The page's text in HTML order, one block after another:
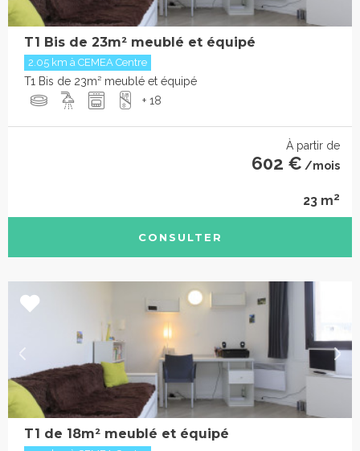
T1 Bis de 23m² meublé et équipé
2.05 km à CEMEA Centre
T1 Bis de 23m² meublé et équipé
+ 18
À partir de
602 € /mois
23 m2
CONSULTER
T1 de 18m² meublé et équipé